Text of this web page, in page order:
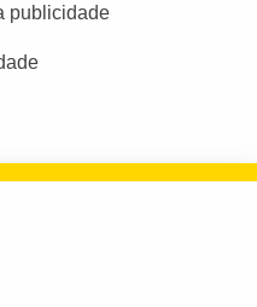
publicidade